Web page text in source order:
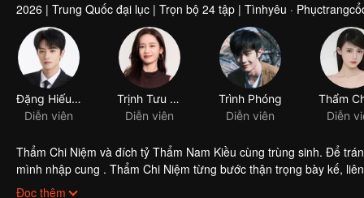
2026 | Trung Quốc đại lục | Trọn bộ 24 tập | Tìnhyêu ·
Đặng Hiếu Từ
Diễn viên
Trịnh Tưu Hoằng
Diễn viên
Trình Phóng
Diễn viên
Diễn
Thẩm Chi Niệm và đích tỷ Thẩm Nam Kiều cùng trùng sinh. Để
mình nhập cung . Thẩm Chi Niệm từng bước thận trọng bày kế, liên tiếp lật ngược thế cờ, nhờ mưu trí khiến hoàng đế Nam Cung Huyền Vũ chú ý.
Từ triều đình đến hậu cung đầy rẫy âm mưu xảo quyệt, nàng và
Đọc thêm